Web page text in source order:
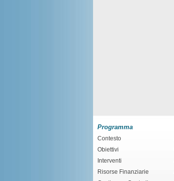
Programma
Contesto
Obiettivi
Interventi
Risorse Finanziarie